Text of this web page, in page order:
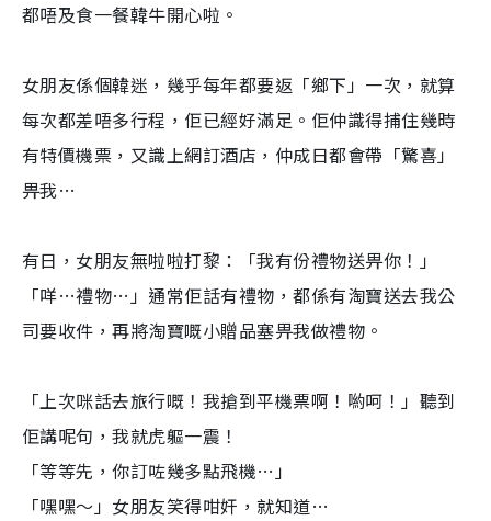
都唔及食一餐韓牛開心啦。
女朋友係個韓迷，幾乎每年都要返「鄉下」一次，就算
每次都差唔多行程，佢已經好滿足。佢仲識得捕住幾時
有特價機票，又識上網訂酒店，仲成日都會帶「驚喜」
畀我…
有日，女朋友無啦啦打黎：「我有份禮物送畀你！」
「咩…禮物…」通常佢話有禮物，都係有淘寶送去我公
司要收件，再將淘寶嘅小贈品塞畀我做禮物。
「上次咪話去旅行嘅！我搶到平機票啊！喲呵！」聽到
佢講呢句，我就虎軀一震！
「等等先，你訂咗幾多點飛機…」
「嘿嘿～」女朋友笑得咁奸，就知道…